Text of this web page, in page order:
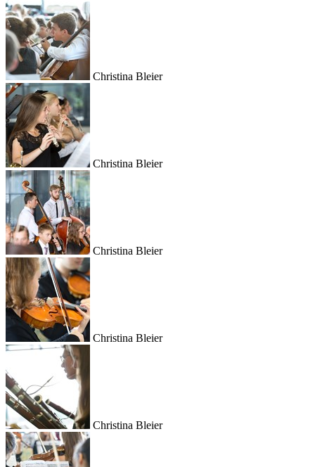
Christina Bleier
Christina Bleier
Christina Bleier
Christina Bleier
Christina Bleier